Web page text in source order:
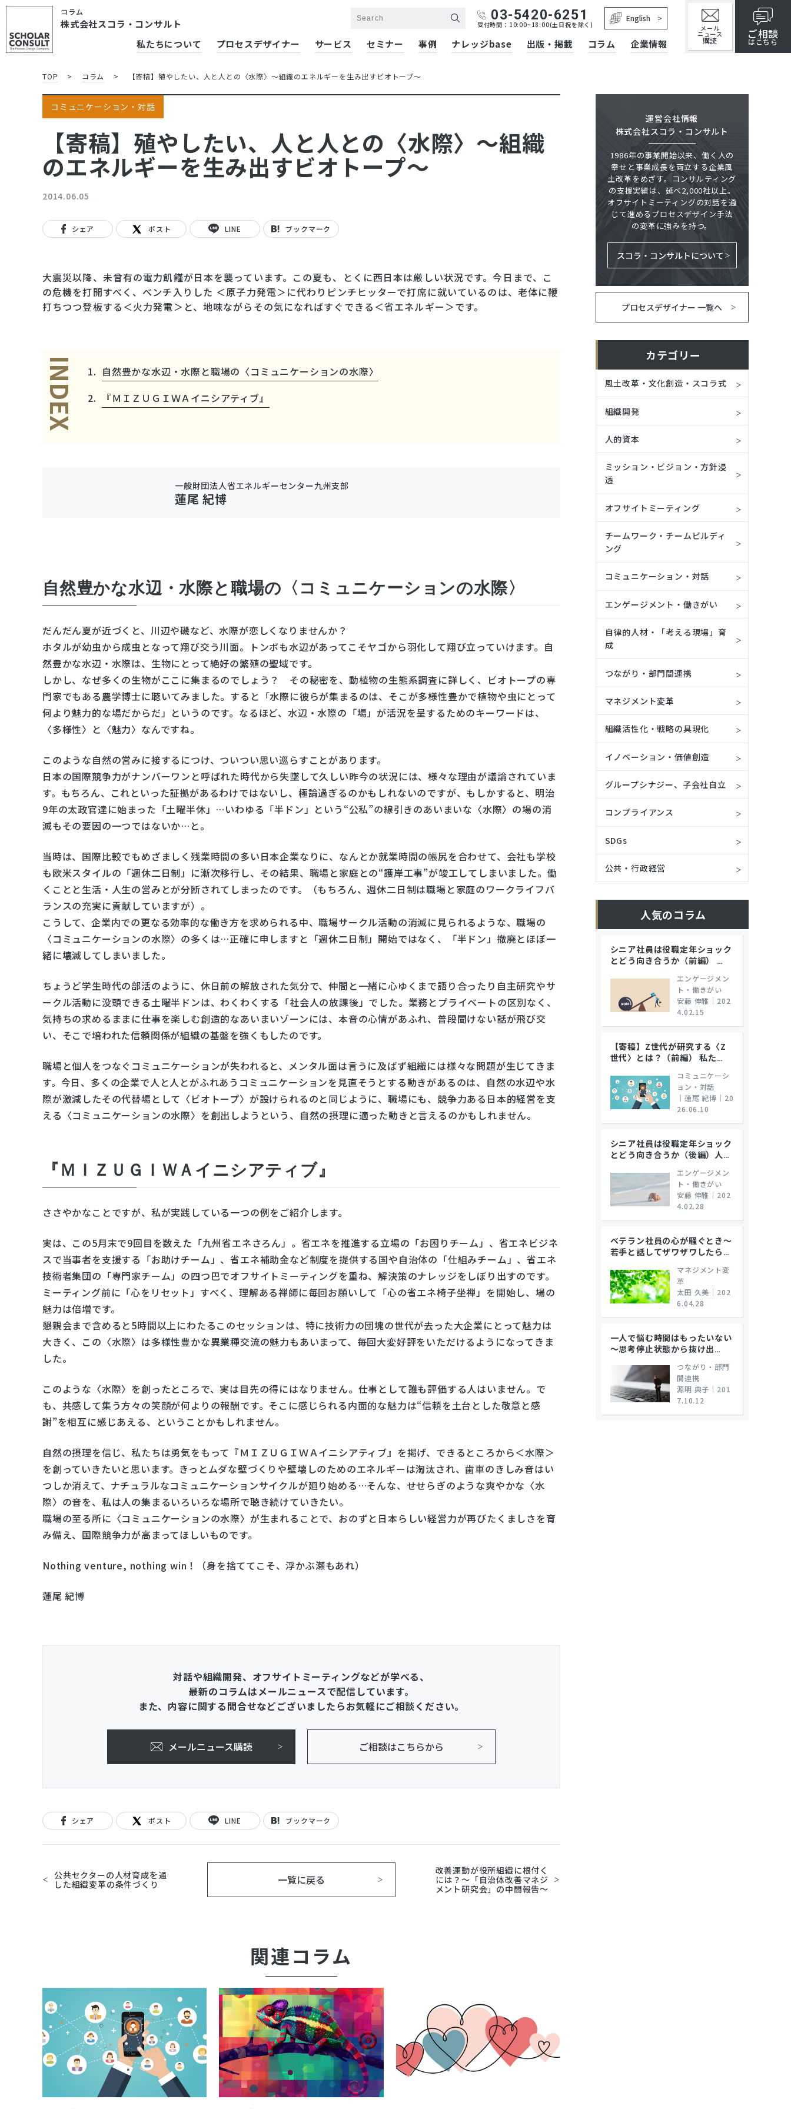
コラム
株式会社スコラ・コンサルト
03-5420-6251
受付時間：10:00~18:00(土日祝を除く)
English
私たちについて プロセスデザイナー サービス セミナー 事例 ナレッジbase 出版・掲載 コラム 企業情報
メール
ニュース
購読 ご相談
はこちら
TOP > コラム > 【寄稿】殖やしたい、人と人との〈水際〉～組織のエネルギーを生み出すビオトープ～
コミュニケーション・対話
【寄稿】殖やしたい、人と人との〈水際〉～組織
のエネルギーを生み出すビオトープ～
2014.06.05
シェア ポスト LINE ブックマーク
大震災以降、未曾有の電力飢饉が日本を襲っています。この夏も、とくに西日本は厳しい状況です。今日まで、こ
の危機を打開すべく、ベンチ入りした ＜原子力発電＞に代わりピンチヒッターで打席に就いているのは、老体に鞭
打ちつつ登板する＜火力発電＞と、地味ながらその気になればすぐできる＜省エネルギー＞です。
INDEX
自然豊かな水辺・水際と職場の〈コミュニケーションの水際〉
『ＭＩＺＵＧＩＷＡイニシアティブ』
一般財団法人省エネルギーセンター九州支部
蓮尾 紀博
自然豊かな水辺・水際と職場の〈コミュニケーションの水際〉
だんだん夏が近づくと、川辺や磯など、水際が恋しくなりませんか？
ホタルが幼虫から成虫となって翔び交う川面。トンボも水辺があってこそヤゴから羽化して翔び立っていけます。自
然豊かな水辺・水際は、生物にとって絶好の繁殖の聖域です。
しかし、なぜ多くの生物がここに集まるのでしょう？ その秘密を、動植物の生態系調査に詳しく、ビオトープの専
門家でもある農学博士に聴いてみました。すると「水際に彼らが集まるのは、そこが多様性豊かで植物や虫にとって
何より魅力的な場だからだ」というのです。なるほど、水辺・水際の「場」が活況を呈するためのキーワードは、
〈多様性〉と〈魅力〉なんですね。
このような自然の営みに接するにつけ、ついつい思い巡らすことがあります。
日本の国際競争力がナンバーワンと呼ばれた時代から失墜して久しい昨今の状況には、様々な理由が議論されていま
す。もちろん、これといった証拠があるわけではないし、極論過ぎるのかもしれないのですが、もしかすると、明治
9年の太政官達に始まった「土曜半休」…いわゆる「半ドン」という“公私”の線引きのあいまいな〈水際〉の場の消
滅もその要因の一つではないか…と。
当時は、国際比較でもめざましく残業時間の多い日本企業なりに、なんとか就業時間の帳尻を合わせて、会社も学校
も欧米スタイルの「週休二日制」に漸次移行し、その結果、職場と家庭との“護岸工事”が竣工してしまいました。働
くことと生活・人生の営みとが分断されてしまったのです。（もちろん、週休二日制は職場と家庭のワークライフバ
ランスの充実に貢献していますが）。
こうして、企業内での更なる効率的な働き方を求められる中、職場サークル活動の消滅に見られるような、職場の
〈コミュニケーションの水際〉の多くは…正確に申しますと「週休二日制」開始ではなく、「半ドン」撤廃とほぼ一
緒に壊滅してしまいました。
ちょうど学生時代の部活のように、休日前の解放された気分で、仲間と一緒に心ゆくまで語り合ったり自主研究やサ
ークル活動に没頭できる土曜半ドンは、わくわくする「社会人の放課後」でした。業務とプライベートの区別なく、
気持ちの求めるままに仕事を楽しむ創造的なあいまいゾーンには、本音の心情があふれ、普段聞けない話が飛び交
い、そこで培われた信頼関係が組織の基盤を強くもしたのです。
職場と個人をつなぐコミュニケーションが失われると、メンタル面は言うに及ばず組織には様々な問題が生じてきま
す。今日、多くの企業で人と人とがふれあうコミュニケーションを見直そうとする動きがあるのは、自然の水辺や水
際が激減したその代替場として〈ビオトープ〉が設けられるのと同じように、職場にも、競争力ある日本的経営を支
える〈コミュニケーションの水際〉を創出しようという、自然の摂理に適った動きと言えるのかもしれません。
『ＭＩＺＵＧＩＷＡイニシアティブ』
ささやかなことですが、私が実践している一つの例をご紹介します。
実は、この5月末で9回目を数えた「九州省エネさろん」。省エネを推進する立場の「お困りチーム」、省エネビジネ
スで当事者を支援する「お助けチーム」、省エネ補助金など制度を提供する国や自治体の「仕組みチーム」、省エネ
技術者集団の「専門家チーム」の四つ巴でオフサイトミーティングを重ね、解決策のナレッジをしぼり出すのです。
ミーティング前に「心をリセット」すべく、理解ある禅師に毎回お願いして「心の省エネ椅子坐禅」を開始し、場の
魅力は倍増です。
懇親会まで含めると5時間以上にわたるこのセッションは、特に技術力の団塊の世代が去った大企業にとって魅力は
大きく、この〈水際〉は多様性豊かな異業種交流の魅力もあいまって、毎回大変好評をいただけるようになってきま
した。
このような〈水際〉を創ったところで、実は目先の得にはなりません。仕事として誰も評価する人はいません。で
も、共感して集う方々の笑顔が何よりの報酬です。そこに感じられる内面的な魅力は“信頼を土台とした敬意と感
謝”を相互に感じあえる、ということかもしれません。
自然の摂理を信じ、私たちは勇気をもって『ＭＩＺＵＧＩＷＡイニシアティブ』を掲げ、できるところから＜水際＞
を創っていきたいと思います。きっとムダな壁づくりや壁壊しのためのエネルギーは淘汰され、歯車のきしみ音はい
つしか消えて、ナチュラルなコミュニケーションサイクルが廻り始める…そんな、せせらぎのような爽やかな〈水
際〉の音を、私は人の集まるいろいろな場所で聴き続けていきたい。
職場の至る所に〈コミュニケーションの水際〉が生まれることで、おのずと日本らしい経営力が再びたくましさを育
み備え、国際競争力が高まってほしいものです。
Nothing venture, nothing win！（身を捨ててこそ、浮かぶ瀬もあれ）
蓮尾 紀博
対話や組織開発、オフサイトミーティングなどが学べる、
最新のコラムはメールニュースで配信しています。
また、内容に関する問合せなどございましたらお気軽にご相談ください。
メールニュース購読 ご相談はこちらから
シェア ポスト LINE ブックマーク
公共セクターの人材育成を通
した組織変革の条件づくり
一覧に戻る
改善運動が役所組織に根付く
には？～「自治体改善マネジ
メント研究会」の中間報告～
関連コラム
運営会社情報
株式会社スコラ・コンサルト
1986年の事業開始以来、働く人の
幸せと事業成長を両立する企業風
土改革をめざす。コンサルティング
の支援実績は、延べ2,000社以上。
オフサイトミーティングの対話を通
じて進めるプロセスデザイン手法
の変革に強みを持つ。
スコラ・コンサルトについて
プロセスデザイナー 一覧へ
カテゴリー
風土改革・文化創造・スコラ式
組織開発
人的資本
ミッション・ビジョン・方針浸
透
オフサイトミーティング
チームワーク・チームビルディ
ング
コミュニケーション・対話
エンゲージメント・働きがい
自律的人材・「考える現場」育
成
つながり・部門間連携
マネジメント変革
組織活性化・戦略の具現化
イノベーション・価値創造
グループシナジー、子会社自立
コンプライアンス
SDGs
公共・行政経営
人気のコラム
シニア社員は役職定年ショック
とどう向き合うか（前編）
…
エンゲージメン
ト・働きがい
安藤 伸雅 ｜ 202
4.02.15
【寄稿】Z世代が研究する〈Z
世代〉とは？（前編） 私た…
コミュニケーシ
ョン・対話
｜蓮尾 紀博 ｜ 20
26.06.10
シニア社員は役職定年ショック
とどう向き合うか（後編）人…
エンゲージメン
ト・働きがい
安藤 伸雅 ｜ 202
4.02.28
ベテラン社員の心が騒ぐとき～
若手と話してザワザワしたら …
マネジメント変
革
太田 久美 ｜ 202
6.04.28
一人で悩む時間はもったいない
～思考停止状態から抜け出…
つながり・部門
間連携
源明 典子 ｜ 201
7.10.12